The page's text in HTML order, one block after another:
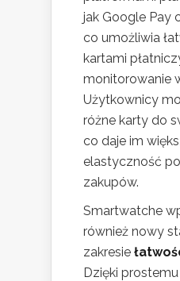
jak Google Pay
co umożliwia
kartami
monitorowanie
Użytkownicy
różne karty do
co daje im
elastyczność
zakupów.
Smartwatche
również nowy
zakresie
Dzięki